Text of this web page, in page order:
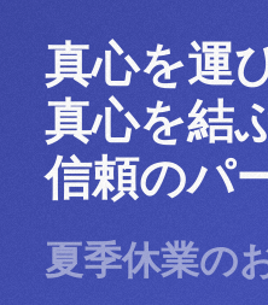
真心を運び
真心を結
信頼のパ
夏季休業の